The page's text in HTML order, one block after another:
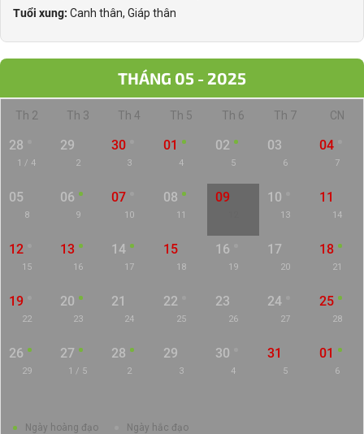
Tuổi xung: Canh thân, Giáp thân
THÁNG 05 - 2025
Th 2 Th 3 Th 4 Th 5 Th 6 Th 7 CN
28
1 / 4
29
2
30
3
01
4
02
5
03
6
04
7
05
8
06
9
07
10
08
11
09 10
13
11
14
12
15
13
16
14
17
15
18
16
19
17
20
18
21
19
22
20
23
21
24
22
25
23
26
24
27
25
28
26
29
27
1 / 5
28
2
29
3
30
4
31
5
01
6
Ngày hoàng đạo Ngày hắc đạo